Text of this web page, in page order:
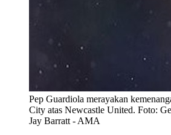
Pep Guardiola merayakan
City atas Newcastle United. Foto:
Jay Barratt - AMA